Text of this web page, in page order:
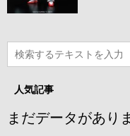
人気記事
まだデータがあり